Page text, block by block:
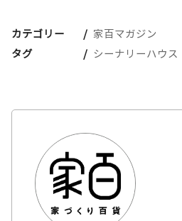
カテゴリー
家百マガジン
タグ
シーナリーハウス